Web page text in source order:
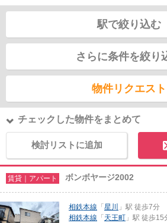
駅で絞り込む
さらに条件を絞り
物件リクエスト
チェックした物件をまとめて
検討リストに追加
賃貸｜アパート ボンボヤージ2002
相鉄本線 「 星川
」駅 徒歩7分
相鉄本線 「 天王町 」駅 徒歩15